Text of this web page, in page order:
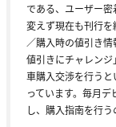
である、ユーザー
変えず現在も刊行
／購入時の値引き
値引きにチャレン
車購入交渉を行う
っています。毎月
し、購入指南を行う